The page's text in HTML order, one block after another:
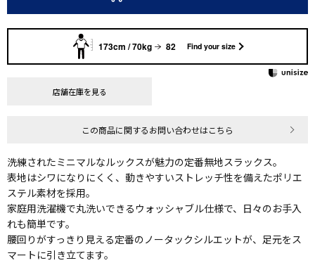
173cm / 70kg 82 Find your size
店舗在庫を見る
この商品に関するお問い合わせはこちら
洗練されたミニマルなルックスが魅力の定番無地スラックス。
表地はシワになりにくく、動きやすいストレッチ性を備えたポリエ
ステル素材を採用。
家庭用洗濯機で丸洗いできるウォッシャブル仕様で、日々のお手入
れも簡単です。
腰回りがすっきり見える定番のノータックシルエットが、足元をス
マートに引き立てます。